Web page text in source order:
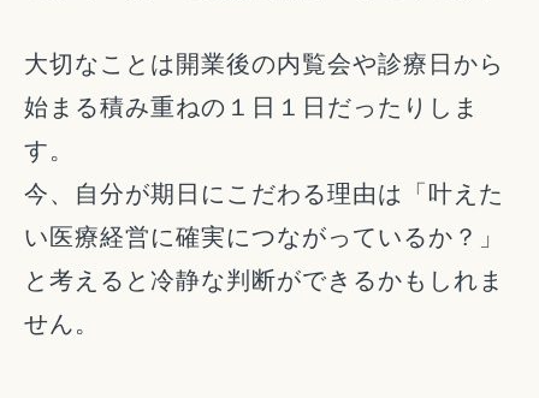
大切なことは開業後の内覧会や診療日から
始まる積み重ねの１日１日だったりしま
す。
今、自分が期日にこだわる理由は「叶えた
い医療経営に確実につながっているか？」
と考えると冷静な判断ができるかもしれま
せん。